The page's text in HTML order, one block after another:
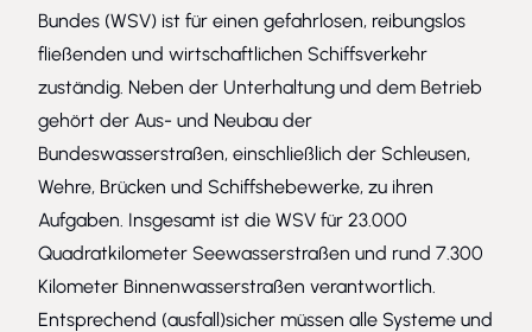
Bundes (WSV) ist für einen gefahrlosen, reibungslos
fließenden und wirtschaftlichen Schiffsverkehr
zuständig. Neben der Unterhaltung und dem Betrieb
gehört der Aus- und Neubau der
Bundeswasserstraßen, einschließlich der Schleusen,
Wehre, Brücken und Schiffshebewerke, zu ihren
Aufgaben. Insgesamt ist die WSV für 23.000
Quadratkilometer Seewasserstraßen und rund 7.300
Kilometer Binnenwasserstraßen verantwortlich.
Entsprechend (ausfall)sicher müssen alle Systeme und